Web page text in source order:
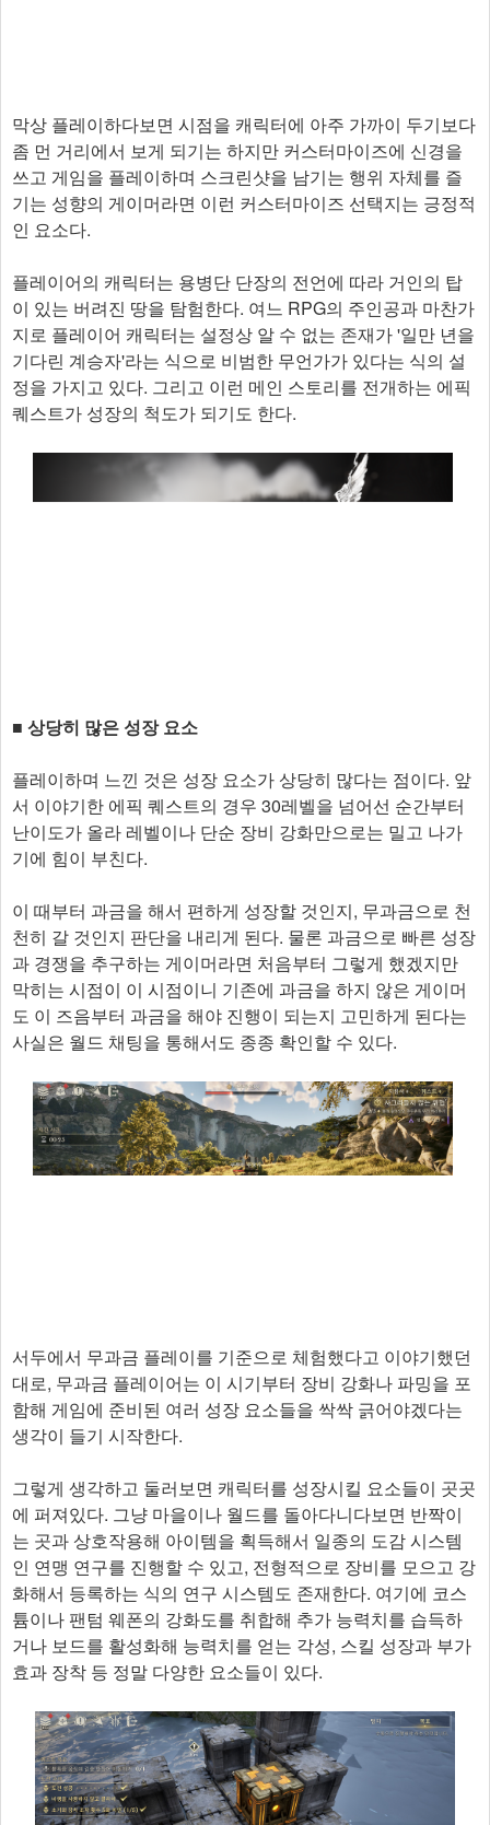
막상 플레이하다보면 시점을 캐릭터에 아주 가까이 두기보다
좀 먼 거리에서 보게 되기는 하지만 커스터마이즈에 신경을
쓰고 게임을 플레이하며 스크린샷을 남기는 행위 자체를 즐
기는 성향의 게이머라면 이런 커스터마이즈 선택지는 긍정적
인 요소다.
플레이어의 캐릭터는 용병단 단장의 전언에 따라 거인의 탑
이 있는 버려진 땅을 탐험한다. 여느 RPG의 주인공과 마찬가
지로 플레이어 캐릭터는 설정상 알 수 없는 존재가 '일만 년을
기다린 계승자'라는 식으로 비범한 무언가가 있다는 식의 설
정을 가지고 있다. 그리고 이런 메인 스토리를 전개하는 에픽
퀘스트가 성장의 척도가 되기도 한다.
■ 상당히 많은 성장 요소
플레이하며 느낀 것은 성장 요소가 상당히 많다는 점이다. 앞
서 이야기한 에픽 퀘스트의 경우 30레벨을 넘어선 순간부터
난이도가 올라 레벨이나 단순 장비 강화만으로는 밀고 나가
기에 힘이 부친다.
이 때부터 과금을 해서 편하게 성장할 것인지, 무과금으로 천
천히 갈 것인지 판단을 내리게 된다. 물론 과금으로 빠른 성장
과 경쟁을 추구하는 게이머라면 처음부터 그렇게 했겠지만
막히는 시점이 이 시점이니 기존에 과금을 하지 않은 게이머
도 이 즈음부터 과금을 해야 진행이 되는지 고민하게 된다는
사실은 월드 채팅을 통해서도 종종 확인할 수 있다.
서두에서 무과금 플레이를 기준으로 체험했다고 이야기했던
대로, 무과금 플레이어는 이 시기부터 장비 강화나 파밍을 포
함해 게임에 준비된 여러 성장 요소들을 싹싹 긁어야겠다는
생각이 들기 시작한다.
그렇게 생각하고 둘러보면 캐릭터를 성장시킬 요소들이 곳곳
에 퍼져있다. 그냥 마을이나 월드를 돌아다니다보면 반짝이
는 곳과 상호작용해 아이템을 획득해서 일종의 도감 시스템
인 연맹 연구를 진행할 수 있고, 전형적으로 장비를 모으고 강
화해서 등록하는 식의 연구 시스템도 존재한다. 여기에 코스
튬이나 팬텀 웨폰의 강화도를 취합해 추가 능력치를 습득하
거나 보드를 활성화해 능력치를 얻는 각성, 스킬 성장과 부가
효과 장착 등 정말 다양한 요소들이 있다.